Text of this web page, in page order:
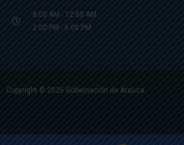
8:00 AM - 12:00 AM
2:00 PM - 6:00 PM.
Copyright © 2026 Gobernación de Arauca